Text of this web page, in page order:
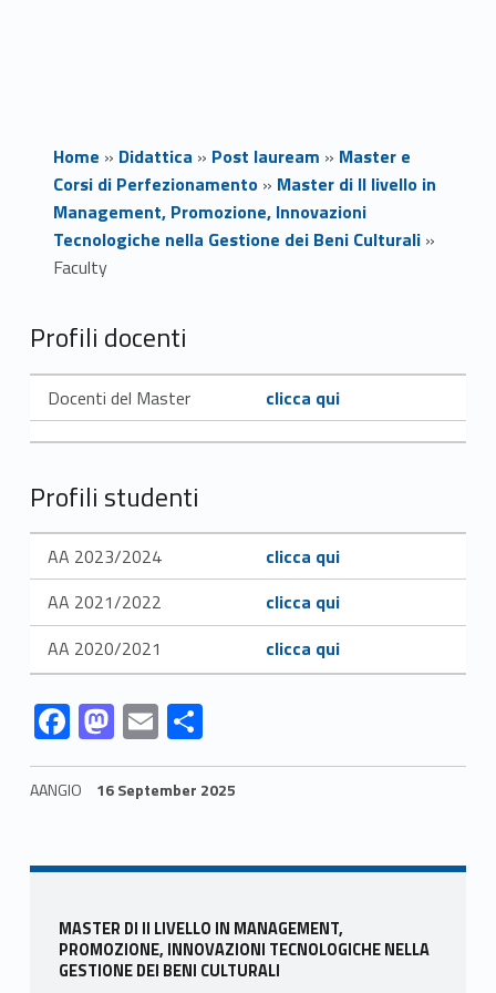
Home » Didattica » Post lauream » Master e
Corsi di Perfezionamento» Master di II livello in
Management, Promozione, Innovazioni
Tecnologiche nella Gestione dei Beni Culturali»
Faculty
F
a
c
u
l
t
y
Profili docenti
Docenti del Master Link identifier #identifier__41797-1
clicca qui
Profili studenti
AA 2023/2024 Link identifier #identifier__87921-2
clicca qui
AA 2021/2022
Link identifier #identifier__97699-3
clicca qui
AA 2020/2021
Link identifier #identifier__20273-4
clicca qui
Link identifier #identifier__48538-5 F
ac
e
o
k
Link identifier #identifier__80288-6 M
as
to
o
Link identifier #identifier__121652-7 E
m
ai
Link identifier #identifier__128066-8 S
h
ar
AANGIO 16 September 2025
Sidebar
MASTER DI II LIVELLO IN MANAGEMENT,
PROMOZIONE, INNOVAZIONI TECNOLOGICHE NELLA
GESTIONE DEI BENI CULTURALI